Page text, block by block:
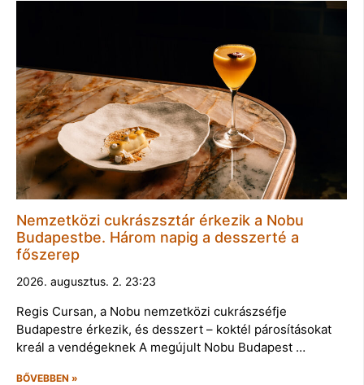
Nemzetközi cukrászsztár érkezik a Nobu
Budapestbe. Három napig a desszerté a
főszerep
2026. augusztus. 2. 23:23
Regis Cursan, a Nobu nemzetközi cukrászséfje
Budapestre érkezik, és desszert – koktél párosításokat
kreál a vendégeknek A megújult Nobu Budapest …
BŐVEBBEN »